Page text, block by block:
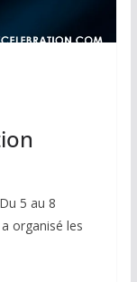
5 au 8
organisé les